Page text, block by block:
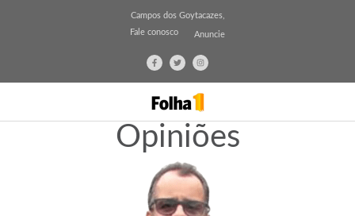
Campos dos Goytacazes,
Fale conosco
Anuncie
Opiniões